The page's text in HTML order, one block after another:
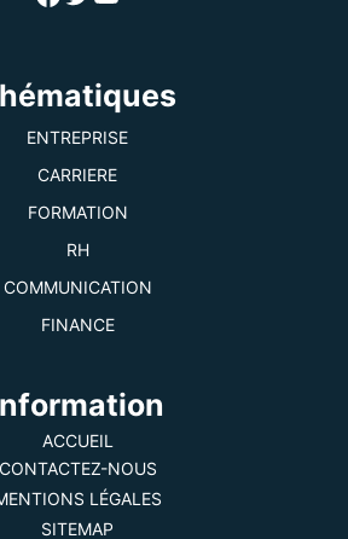
ENTREPRISE
CARRIERE
FORMATION
RH
COMMUNICATION
FINANCE
ACCUEIL
CONTACTEZ-NOUS
LÉGALES
SITEMAP